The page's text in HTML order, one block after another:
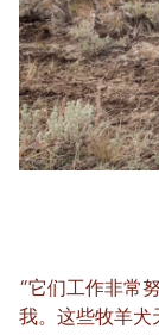
“它们工作非常
我。这些牧羊犬